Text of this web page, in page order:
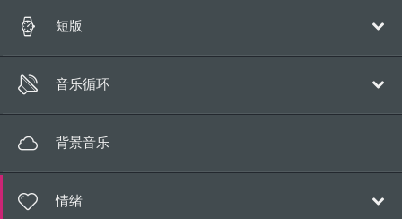
短版
流行乐
电子
氛围音乐
音乐循环
流行乐
电子
氛围音乐
背景音乐
情绪